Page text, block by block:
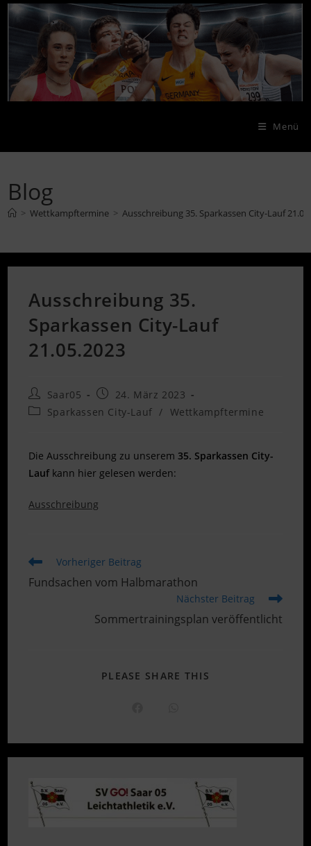
Zum
Menü
Blog
> Wettkampftermine > Ausschreibung 35. Sparkassen City-Lauf
Ausschreibung 35.
Sparkassen City-Lauf
21.05.2023
Beitrags-
Autor:
Saar05
Beitrag
veröffentlicht:
24. März 2023
Beitrags-
Sparkassen City-Lauf / Wettkampftermine
Die Ausschreibung zu unserem35. Sparkassen City-
Laufkann hier gelesen werden:
Ausschreibung
Weitere
Artikel
ansehen
Vorheriger Beitrag
Fundsachen vom Halbmarathon
Nächster Beitrag
Sommertrainingsplan veröffentlicht
PLEASE SHARE THIS
neuen neuen